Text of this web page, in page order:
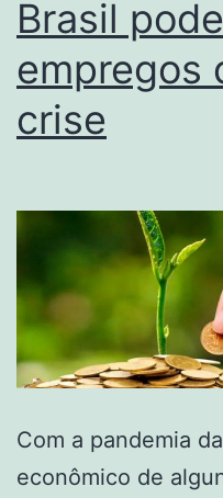
Brasil
empregos
crise
Com a pandemia
econômico de